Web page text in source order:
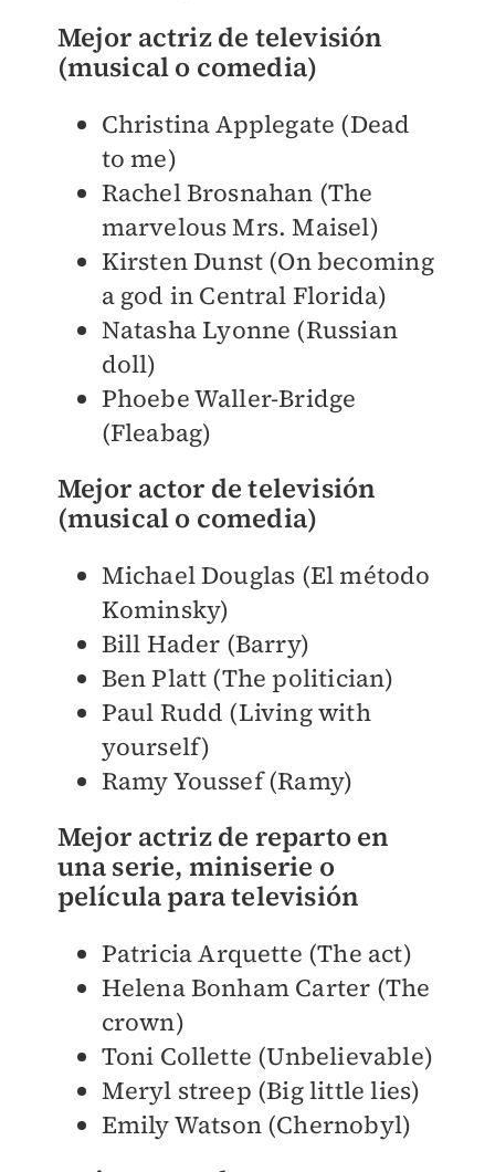
Mejor actriz de televisión
(musical o comedia)
Christina Applegate (Dead
to me)
Rachel Brosnahan (The
marvelous Mrs. Maisel)
Kirsten Dunst (On becoming
a god in Central Florida)
Natasha Lyonne (Russian
doll)
Phoebe Waller-Bridge
(Fleabag)
Mejor actor de televisión
(musical o comedia)
Michael Douglas (El método
Kominsky)
Bill Hader (Barry)
Ben Platt (The politician)
Paul Rudd (Living with
yourself)
Ramy Youssef (Ramy)
Mejor actriz de reparto en
una serie, miniserie o
película para televisión
Patricia Arquette (The act)
Helena Bonham Carter (The
crown)
Toni Collette (Unbelievable)
Meryl streep (Big little lies)
Emily Watson (Chernobyl)